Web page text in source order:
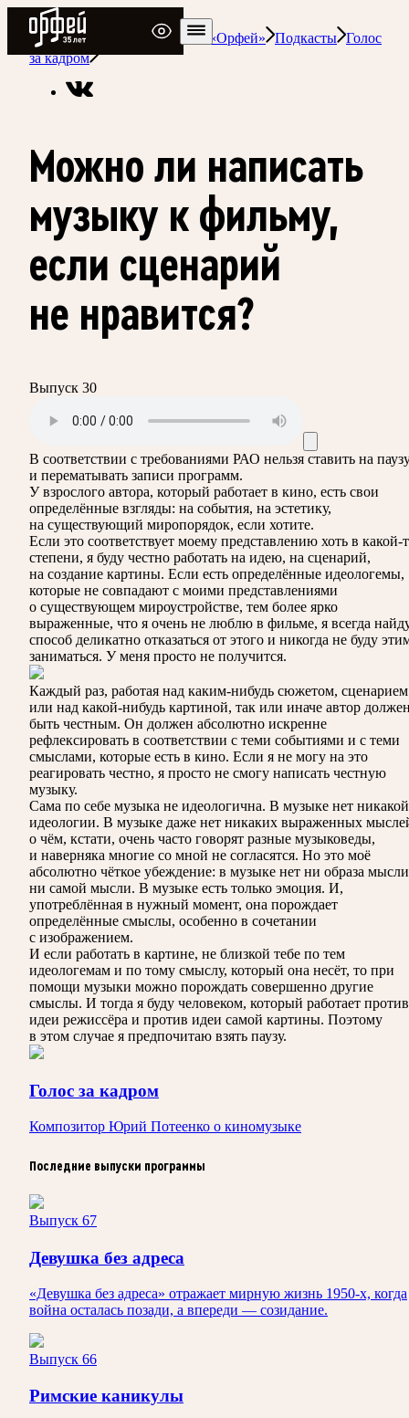
Радио Орфей
Радио классической музыки «Орфей»
Подкасты Голос
за кадром
Можно ли написать
музыку к фильму,
если сценарий
не нравится?
Выпуск 30
В соответствии с требованиями РАО нельзя ставить на
и перематывать записи программ.
У взрослого автора, который работает в кино, есть свои
определённые взгляды: на события, на эстетику,
на существующий миропорядок, если хотите.
Если это соответствует моему представлению хоть в какой-
степени, я буду честно работать на идею, на сценарий,
на создание картины. Если есть определённые идеологемы,
которые не совпадают с моими представлениями
о существующем мироустройстве, тем более ярко
выраженные, что я очень не люблю в фильме, я всегда
способ деликатно отказаться от этого и никогда не буду
заниматься. У меня просто не получится.
Каждый раз, работая над каким-нибудь сюжетом, сценарием
или над какой-нибудь картиной, так или иначе автор
быть честным. Он должен абсолютно искренне
рефлексировать в соответствии с теми событиями и с теми
смыслами, которые есть в кино. Если я не могу на это
реагировать честно, я просто не смогу написать честную
музыку.
Сама по себе музыка не идеологична. В музыке нет никакой
идеологии. В музыке даже нет никаких выраженных
о чём, кстати, очень часто говорят разные музыковеды,
и наверняка многие со мной не согласятся. Но это моё
абсолютно чёткое убеждение: в музыке нет ни образа
ни самой мысли. В музыке есть только эмоция. И,
употреблённая в нужный момент, она порождает
определённые смыслы, особенно в сочетании
с изображением.
И если работать в картине, не близкой тебе по тем
идеологемам и по тому смыслу, который она несёт, то при
помощи музыки можно порождать совершенно другие
смыслы. И тогда я буду человеком, который работает против
идеи режиссёра и против идеи самой картины. Поэтому
в этом случае я предпочитаю взять паузу.
Голос за кадром
Композитор Юрий Потеенко о киномузыке
Последние выпуски программы
Выпуск 67
Девушка без адреса
«Девушка без адреса» отражает мирную жизнь 1950-х, когда
война осталась позади, а впереди — созидание.
Выпуск 66
Римские каникулы